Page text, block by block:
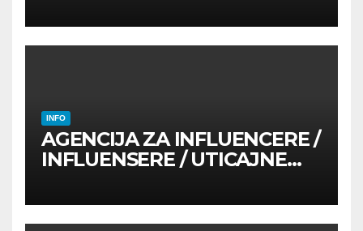
INFO
AGENCIJA ZA INFLUENCERE /
INFLUENSERE / UTICAJNE